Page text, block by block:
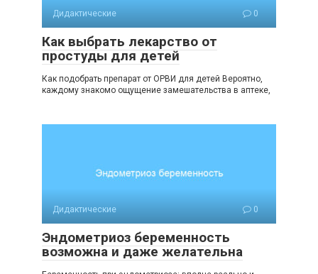
Дидактические 0
Как выбрать лекарство от
простуды для детей
Как подобрать препарат от ОРВИ для детей Вероятно,
каждому знакомо ощущение замешательства в аптеке,
Дидактические 0
Эндометриоз беременность
возможна и даже желательна